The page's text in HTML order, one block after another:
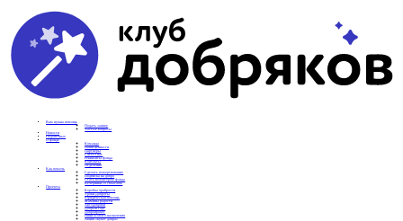
Вам нужна помощь
Подать заявку
Частые вопросы
Новости
Подопечные
О фонде
Команда
Наши ценности
Партнеры
СМИ о нас
Реквизиты фонда
Контакты
Отделения
Как помочь
Сделать пожертвование
Подписка на добро
Стать волонтером фонда
Вечеринки со смыслом
Проекты
Коробка храбрости
Уроки Доброты
Юридическая помощь
Мамины радости
Автодобряки
Добрый торт
Добропробег
Няни особого назначения
Акция «Букет добра»